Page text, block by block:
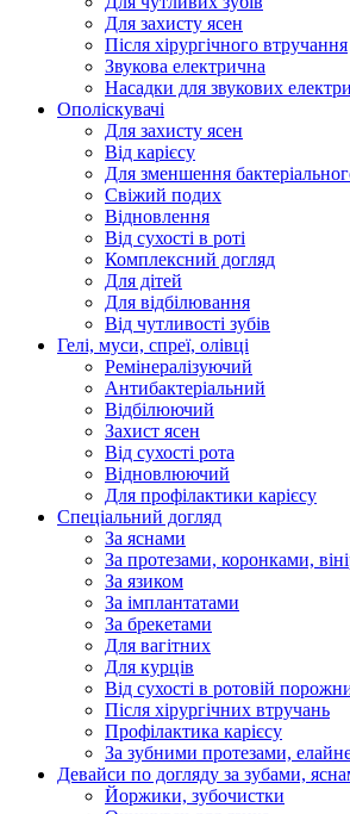
Для захисту ясен
Після хірургічного втручання
Звукова електрична
Насадки для звукових
Ополіскувачі
Для захисту ясен
Від карієсу
Для зменшення
Свіжий подих
Відновлення
Від сухості в роті
Комплексний догляд
Для дітей
Для відбілювання
Від чутливості зубів
Гелі, муси, спреї, олівці
Ремінералізуючий
Антибактеріальний
Відбілюючий
Захист ясен
Від сухості рота
Відновлюючий
Для профілактики карієсу
Спеціальний догляд
За яснами
За протезами, коронками,
За язиком
За імплантатами
За брекетами
Для вагітних
Для курців
Від сухості в ротовій
Після хірургічних втручань
Профілактика карієсу
За зубними протезами,
Девайси по догляду за зубами,
Йоржики, зубочистки